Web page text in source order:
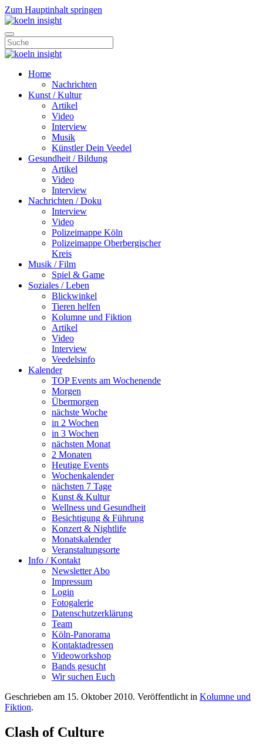
Zum Hauptinhalt springen
Home
Nachrichten
Kunst / Kultur
Artikel
Video
Interview
Musik
Künstler Dein Veedel
Gesundheit / Bildung
Artikel
Video
Interview
Nachrichten / Doku
Interview
Video
Polizeimappe Köln
Polizeimappe Oberbergischer
Kreis
Musik / Film
Spiel & Game
Soziales / Leben
Blickwinkel
Tieren helfen
Kolumne und Fiktion
Artikel
Video
Interview
Veedelsinfo
Kalender
TOP Events am Wochenende
Morgen
Übermorgen
nächste Woche
in 2 Wochen
in 3 Wochen
nächsten Monat
2 Monaten
Heutige Events
Wochenkalender
nächsten 7 Tage
Kunst & Kultur
Wellness und Gesundheit
Besichtigung & Führung
Konzert & Nightlife
Monatskalender
Veranstaltungsorte
Info / Kontakt
Newsletter Abo
Impressum
Login
Fotogalerie
Datenschutzerklärung
Team
Köln-Panorama
Kontaktadressen
Videoworkshop
Bands gesucht
Wir suchen Euch
Geschrieben am 15. Oktober 2010. Veröffentlicht in Kolumne und
Fiktion.
Clash of Culture